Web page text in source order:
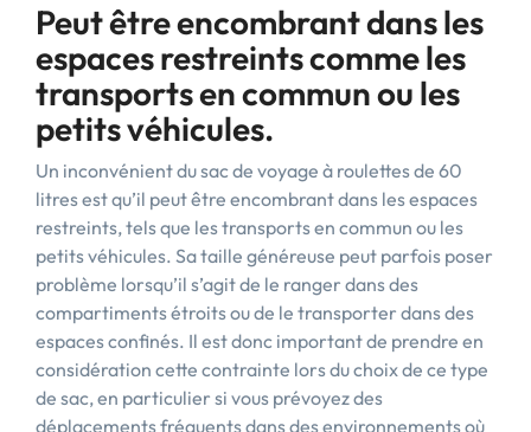
Peut être encombrant dans les
espaces restreints comme les
transports en commun ou les
petits véhicules.
Un inconvénient du sac de voyage à roulettes de 60
litres est qu’il peut être encombrant dans les espaces
restreints, tels que les transports en commun ou les
petits véhicules. Sa taille généreuse peut parfois poser
problème lorsqu’il s’agit de le ranger dans des
compartiments étroits ou de le transporter dans des
espaces confinés. Il est donc important de prendre en
considération cette contrainte lors du choix de ce type
de sac, en particulier si vous prévoyez des
déplacements fréquents dans des environnements où